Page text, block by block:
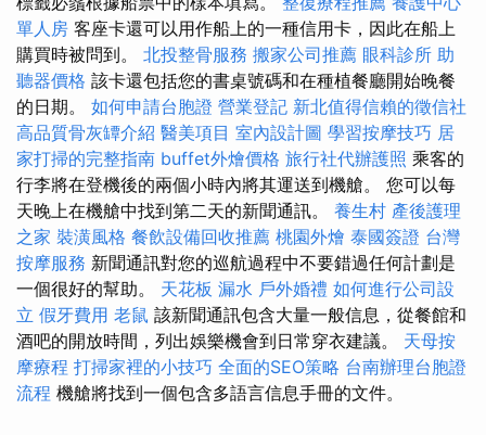
單人房 客座卡還可以用作船上的一種信用卡，因此在船上
購買時被問到。 北投整骨服務 搬家公司推薦 眼科診所 助
聽器價格 該卡還包括您的書桌號碼和在種植餐廳開始晚餐
的日期。 如何申請台胞證 營業登記 新北值得信賴的徵信社
高品質骨灰罈介紹 醫美項目 室內設計圖 學習按摩技巧 居
家打掃的完整指南 buffet外燴價格 旅行社代辦護照 乘客的
行李將在登機後的兩個小時內將其運送到機艙。 您可以每
天晚上在機艙中找到第二天的新聞通訊。 養生村 產後護理
之家 裝潢風格 餐飲設備回收推薦 桃園外燴 泰國簽證 台灣
按摩服務 新聞通訊對您的巡航過程中不要錯過任何計劃是
一個很好的幫助。 天花板 漏水 戶外婚禮 如何進行公司設
立 假牙費用 老鼠 該新聞通訊包含大量一般信息，從餐館和
酒吧的開放時間，列出娛樂機會到日常穿衣建議。 天母按
摩療程 打掃家裡的小技巧 全面的SEO策略 台南辦理台胞證
流程 機艙將找到一個包含多語言信息手冊的文件。